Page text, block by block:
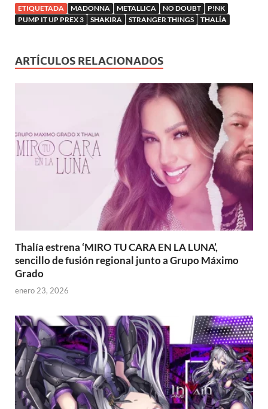
ETIQUETADA MADONNA METALLICA NO DOUBT
P!NK
PUMP IT UP PREX 3
SHAKIRA STRANGER THINGS THALÍA
ARTÍCULOS RELACIONADOS
Thalía estrena ‘MIRO TU CARA EN LA LUNA’,
sencillo de fusión regional junto a Grupo Máximo
Grado
enero 23, 2026